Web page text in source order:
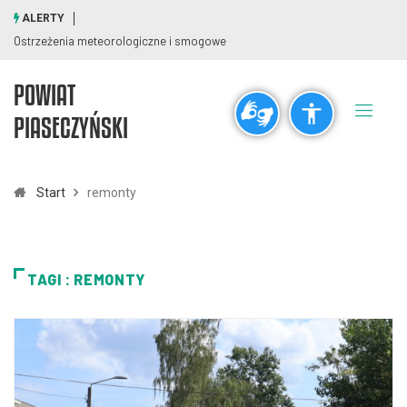
visibility_off title
Pomniejsz
Czcionki
remove_circle_outline add_circle_outline
ALERTY
Ostrzeżenia meteorologiczne i smogowe
POWIAT
PIASECZYŃSKI
Start remonty
TAGI : REMONTY